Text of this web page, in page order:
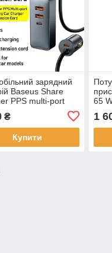
зарядний
Baseus Share
PPS multi-port
CCBT-A0G)
₴
Купити
65
1